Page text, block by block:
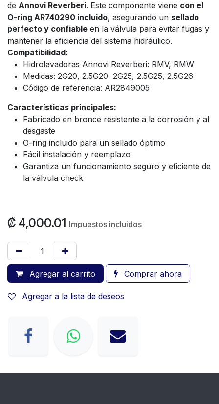
de Annovi Reverberi. Este componente viene con el
O-ring AR740290 incluido, asegurando un sellado
perfecto y confiable en la válvula para evitar fugas y
mantener la eficiencia del sistema hidráulico.
Compatibilidad:
Hidrolavadoras Annovi Reverberi: RMV, RMW
Medidas: 2G20, 2.5G20, 2G25, 2.5G25, 2.5G26
Código de referencia: AR2849005
Características principales:
Fabricado en bronce resistente a la corrosión y al
desgaste
O-ring incluido para un sellado óptimo
Fácil instalación y reemplazo
Garantiza un funcionamiento seguro y eficiente de
la válvula check
₡ 4,000.01 Impuestos incluidos
Agregar al carrito Comprar ahora
Agregar a la lista de deseos